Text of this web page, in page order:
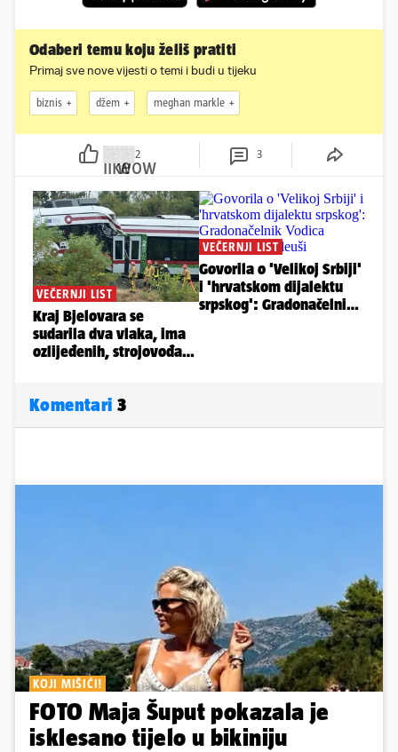
Odaberi temu koju želiš pratiti
Primaj sve nove vijesti o temi i budi u tijeku
biznis džem meghan markle
2 3
Komentari 3
KOJI MIŠIĆI!
FOTO Maja Šuput pokazala je
isklesano tijelo u bikiniju